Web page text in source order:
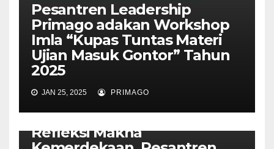
Pesantren Leadership
Primago adakan Workshop
Imla “Kupas Tuntas Materi
Ujian Masuk Gontor” Tahun
2025
JAN 25, 2025 PRIMAGO
Refleksi Makna